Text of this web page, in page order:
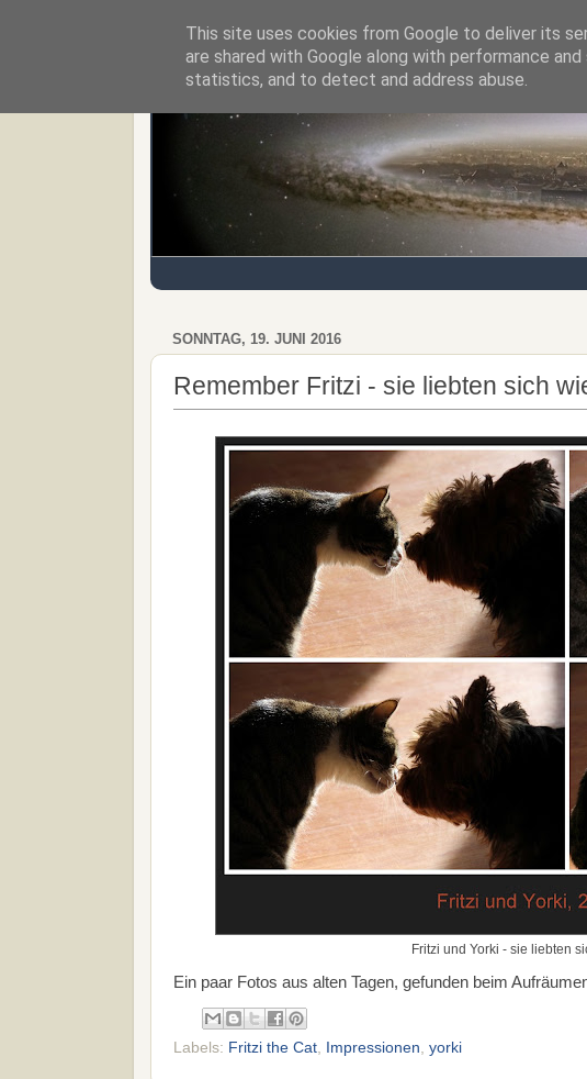
Regensburger Tagebuch Notizen
SONNTAG, 19. JUNI 2016
Remember Fritzi - sie liebten sich
Fritzi und Yorki - sie liebten
Ein paar Fotos aus alten Tagen, gefunden beim
Labels: Fritzi the Cat, Impressionen, yorki
This site uses cookies from Google to deliver its
are shared with Google along with performance
statistics, and to detect and address abuse.